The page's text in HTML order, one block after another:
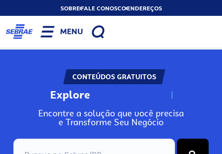
SOBREFALE CONOSCOENDEREÇOS
MENU
CONTEÚDOS GRATUITOS
Explore N
Encontre a solução que você precisa
e Transforme Seu Negócio